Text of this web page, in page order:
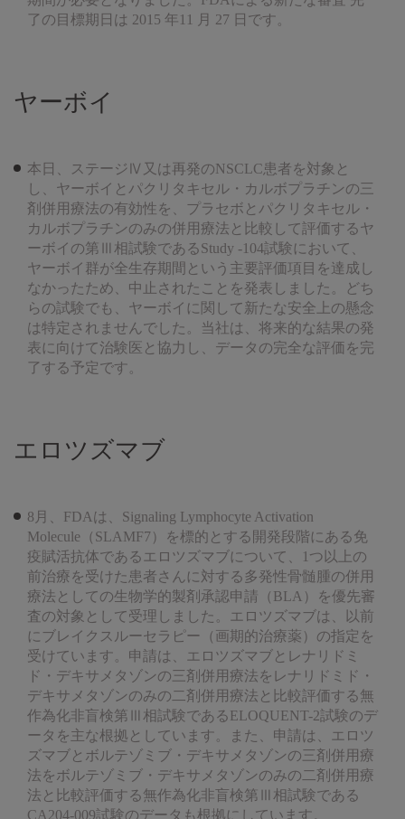
了の目標期日は 2015 年11 月 27 日です。
ヤーボイ
本日、ステージⅣ又は再発のNSCLC患者を対象と
し、ヤーボイとパクリタキセル・カルボプラチンの三
剤併用療法の有効性を、プラセボとパクリタキセル・
カルボプラチンのみの併用療法と比較して評価するヤ
ーボイの第Ⅲ相試験であるStudy -104試験において、
ヤーボイ群が全生存期間という主要評価項目を達成し
なかったため、中止されたことを発表しました。どち
らの試験でも、ヤーボイに関して新たな安全上の懸念
は特定されませんでした。当社は、将来的な結果の発
表に向けて治験医と協力し、データの完全な評価を完
了する予定です。
エロツズマブ
8月、FDAは、Signaling Lymphocyte Activation
Molecule（SLAMF7）を標的とする開発段階にある免
疫賦活抗体であるエロツズマブについて、1つ以上の
前治療を受けた患者さんに対する多発性骨髄腫の併用
療法としての生物学的製剤承認申請（BLA）を優先審
査の対象として受理しました。エロツズマブは、以前
にブレイクスルーセラピー（画期的治療薬）の指定を
受けています。申請は、エロツズマブとレナリドミ
ド・デキサメタゾンの三剤併用療法をレナリドミド・
デキサメタゾンのみの二剤併用療法と比較評価する無
作為化非盲検第Ⅲ相試験であるELOQUENT-2試験のデ
ータを主な根拠としています。また、申請は、エロツ
ズマブとボルテゾミブ・デキサメタゾンの三剤併用療
法をボルテゾミブ・デキサメタゾンのみの二剤併用療
法と比較評価する無作為化非盲検第Ⅲ相試験である
CA204-009試験のデータも根拠にしています。